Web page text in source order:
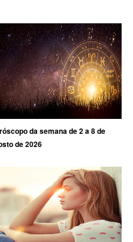
da semana de 2 a 8 de
de 2026